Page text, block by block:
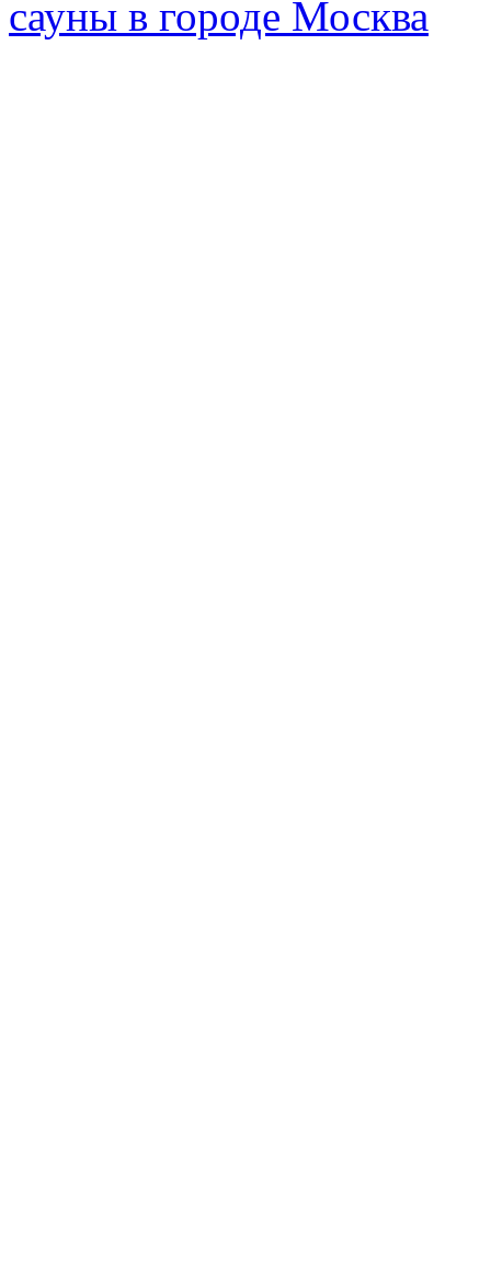
сауны в городе Москва